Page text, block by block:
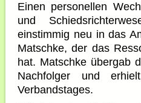
Einen personellen
und
einstimmig neu in das
Matschke, der das
hat. Matschke übergab
Nachfolger und
Verbandstages.